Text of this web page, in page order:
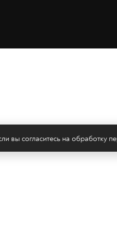
вы согласитесь на обработку